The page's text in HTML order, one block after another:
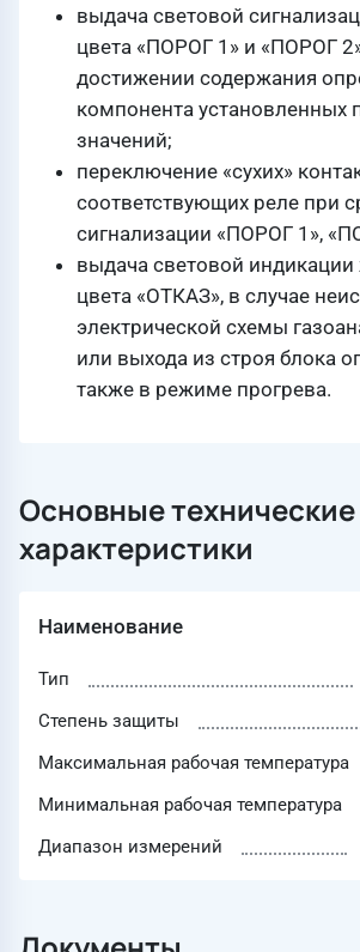
выдача световой
цвета «ПОРОГ 1» и «ПОРОГ
достижении содержания
компонента установленных
значений;
переключение «сухих»
соответствующих реле при
сигнализации «ПОРОГ 1»,
выдача световой индикации
цвета «ОТКАЗ», в случае
электрической схемы
или выхода из строя блока
также в режиме прогрева.
Основные технические
характеристики
Наименование
Тип
Степень защиты
Максимальная рабочая температура
Минимальная рабочая температура
Диапазон измерений